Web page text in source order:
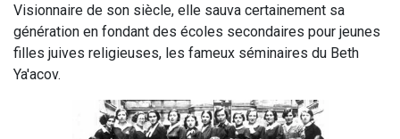
Visionnaire de son siècle, elle sauva certainement sa
génération en fondant des écoles secondaires pour jeunes
filles juives religieuses, les fameux séminaires du Beth
Ya'acov.